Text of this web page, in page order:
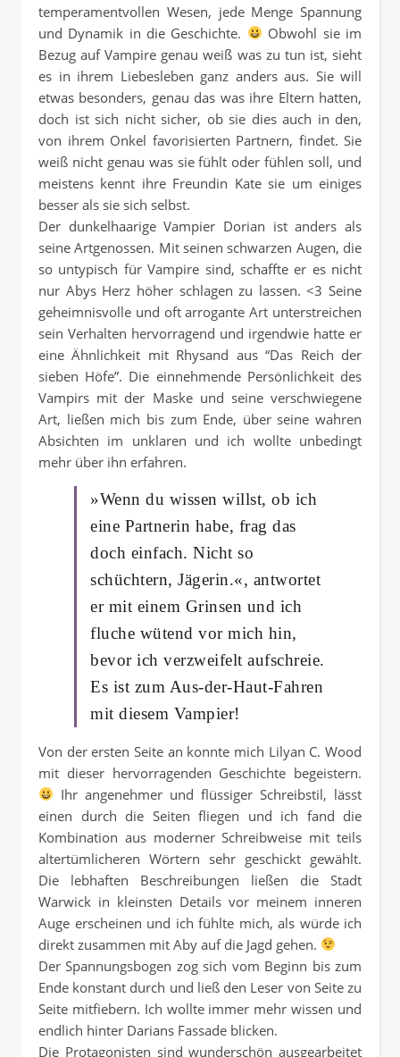
temperamentvollen Wesen, jede Menge Spannung
und Dynamik in die Geschichte.
Obwohl sie im
Bezug auf Vampire genau weiß was zu tun ist, sieht
es in ihrem Liebesleben ganz anders aus. Sie will
etwas besonders, genau das was ihre Eltern hatten,
doch ist sich nicht sicher, ob sie dies auch in den,
von ihrem Onkel favorisierten Partnern, findet. Sie
weiß nicht genau was sie fühlt oder fühlen soll, und
meistens kennt ihre Freundin Kate sie um einiges
besser als sie sich selbst.
Der dunkelhaarige Vampier Dorian ist anders als
seine Artgenossen. Mit seinen schwarzen Augen, die
so untypisch für Vampire sind, schaffte er es nicht
nur Abys Herz höher schlagen zu lassen. <3 Seine
geheimnisvolle und oft arrogante Art unterstreichen
sein Verhalten hervorragend und irgendwie hatte er
eine Ähnlichkeit mit Rhysand aus “Das Reich der
sieben Höfe”. Die einnehmende Persönlichkeit des
Vampirs mit der Maske und seine verschwiegene
Art, ließen mich bis zum Ende, über seine wahren
Absichten im unklaren und ich wollte unbedingt
mehr über ihn erfahren.
»Wenn du wissen willst, ob ich
eine Partnerin habe, frag das
doch einfach. Nicht so
schüchtern, Jägerin.«, antwortet
er mit einem Grinsen und ich
fluche wütend vor mich hin,
bevor ich verzweifelt aufschreie.
Es ist zum Aus-der-Haut-Fahren
mit diesem Vampier!
Von der ersten Seite an konnte mich Lilyan C. Wood
mit dieser hervorragenden Geschichte begeistern.
Ihr angenehmer und flüssiger Schreibstil, lässt
einen durch die Seiten fliegen und ich fand die
Kombination aus moderner Schreibweise mit teils
altertümlicheren Wörtern sehr geschickt gewählt.
Die lebhaften Beschreibungen ließen die Stadt
Warwick in kleinsten Details vor meinem inneren
Auge erscheinen und ich fühlte mich, als würde ich
direkt zusammen mit Aby auf die Jagd gehen.
Der Spannungsbogen zog sich vom Beginn bis zum
Ende konstant durch und ließ den Leser von Seite zu
Seite mitfiebern. Ich wollte immer mehr wissen und
endlich hinter Darians Fassade blicken.
Die Protagonisten sind wunderschön ausgearbeitet